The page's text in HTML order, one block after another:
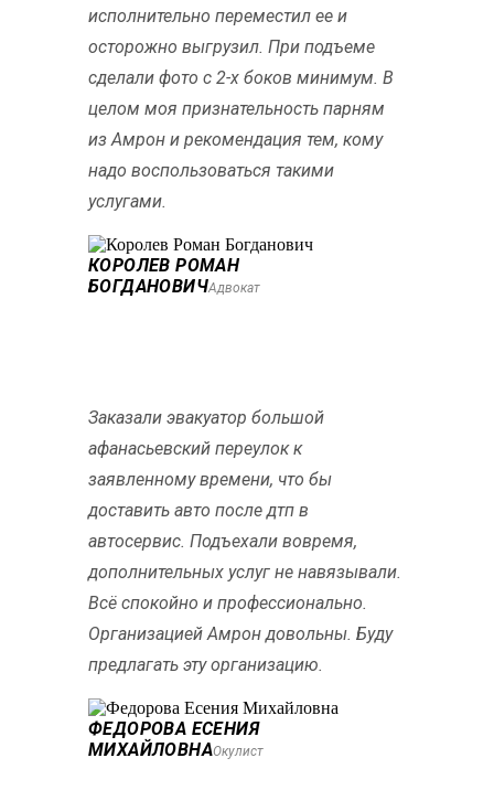
исполнительно переместил ее и
осторожно выгрузил. При подъеме
сделали фото с 2-х боков минимум. В
целом моя признательность парням
из Амрон и рекомендация тем, кому
надо воспользоваться такими
услугами.
КОРОЛЕВ РОМАН
БОГДАНОВИЧАдвокат
Заказали эвакуатор большой
афанасьевский переулок к
заявленному времени, что бы
доставить авто после дтп в
автосервис. Подъехали вовремя,
дополнительных услуг не навязывали.
Всё спокойно и профессионально.
Организацией Амрон довольны. Буду
предлагать эту организацию.
ФЕДОРОВА ЕСЕНИЯ
МИХАЙЛОВНАОкулист